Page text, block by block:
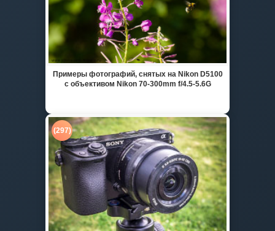
Примеры фотографий, снятых на Nikon D5100
с объективом Nikon 70-300mm f/4.5-5.6G
(297)